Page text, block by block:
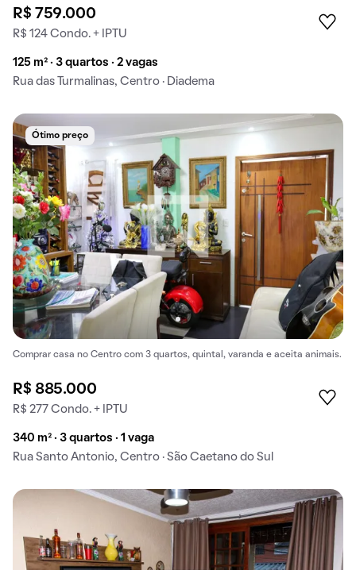
R$ 759.000
R$ 124 Condo. + IPTU
125 m² · 3 quartos · 2 vagas
Rua das Turmalinas, Centro · Diadema
Ótimo preço
Comprar casa no Centro com 3 quartos, quintal, varanda e aceita animais.
R$ 885.000
R$ 277 Condo. + IPTU
340 m² · 3 quartos · 1 vaga
Rua Santo Antonio, Centro · São Caetano do Sul